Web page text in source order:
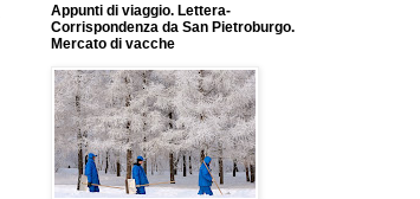
Appunti di viaggio. Lettera-
Corrispondenza da San Pietroburgo.
Mercato di vacche